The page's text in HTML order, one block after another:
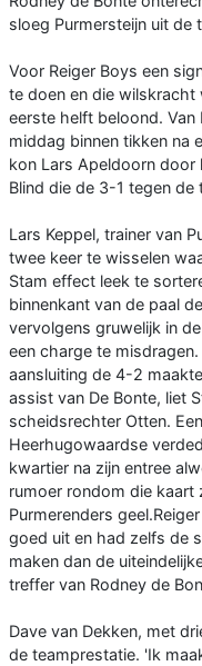
sloeg Purmersteijn uit de
Voor Reiger Boys een
te doen en die wilskracht
eerste helft beloond. Van
middag binnen tikken na
kon Lars Apeldoorn
Blind die de 3-1 tegen de
Lars Keppel, trainer van
twee keer te wisselen
Stam effect leek te
binnenkant van de paal
vervolgens gruwelijk in
een charge te
aansluiting de 4-2
assist van De Bonte, liet
scheidsrechter Otten.
Heerhugowaardse
kwartier na zijn entree
rumoer rondom die
Purmerenders
goed uit en had zelfs de
maken dan de
treffer van Rodney de
Dave van Dekken, met
de teamprestatie. 'Ik